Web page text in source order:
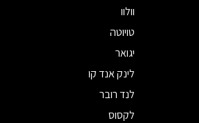
וולוו
טויוטה
יגואר
לינק אנד קו
לנד רובר
לקסוס